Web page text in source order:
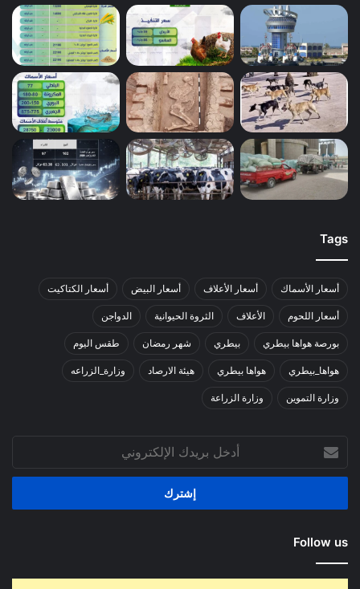
Tags
أسعار الأسماك أسعار الأعلاف أسعار البيض أسعار الكتاكيت
أسعار اللحوم الأعلاف الثروة الحيوانية الدواجن
بورصة هواها بيطري بيطري شهر رمضان طقس اليوم
هواها_بيطري هواها بيطري هيئة الارصاد وزارة_الزراعه
وزارة التموين وزارة الزراعة
بريدك
الإلكتروني
Follow us